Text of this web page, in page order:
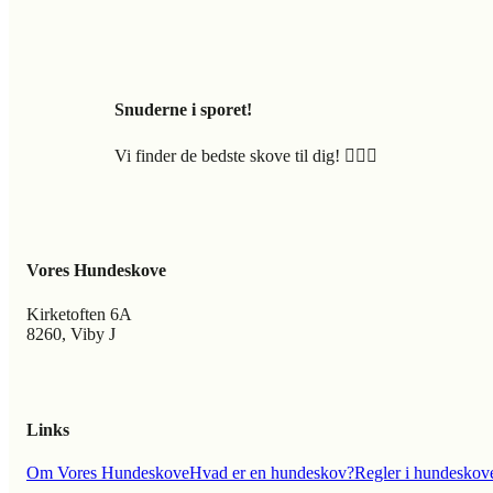
Snuderne i sporet!
Vi finder de bedste skove til dig! 🐕‍🦺🍃
Vores Hundeskove
Kirketoften 6A
8260, Viby J
Links
Om Vores HundeskoveHvad er en hundeskov?Regler i